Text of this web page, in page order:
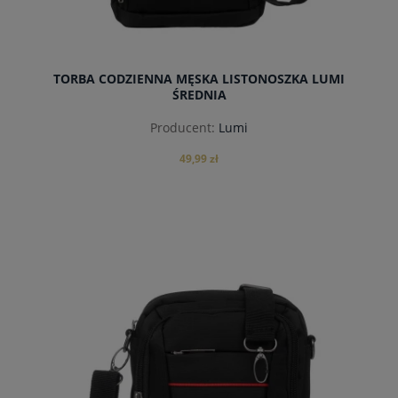
TORBA CODZIENNA MĘSKA LISTONOSZKA LUMI
ŚREDNIA
Producent: Lumi
49,99 zł